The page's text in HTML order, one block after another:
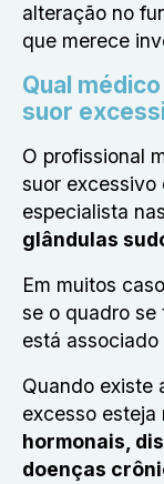
alteração no
que merece
Qual
suor
O profissional
suor excessivo
especialista
glândulas
Em muitos
se o quadro se
está
Quando existe
excesso esteja
hormonais,
doenças